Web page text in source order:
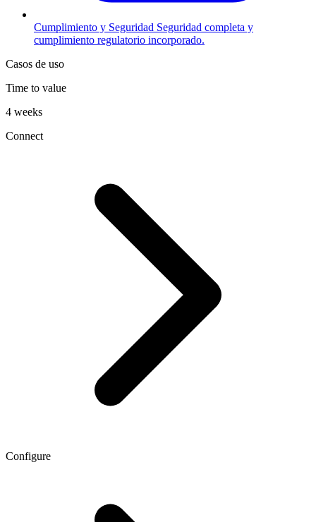
Cumplimiento y Seguridad Seguridad completa y
cumplimiento regulatorio incorporado.
Casos de uso
Time to value
4 weeks
Connect
Configure